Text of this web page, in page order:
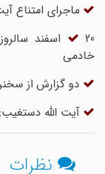
ماجرای امتناع
20 اسفند
خادمی
دو گزارش از
آیت الله دستغیب:
نظرات